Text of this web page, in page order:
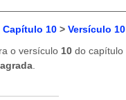
Capítulo 10 > Versículo 10
o versículo 10 do capítulo